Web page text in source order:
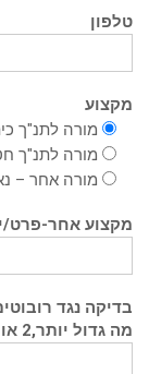
טלפון
מקצוע
מורה לתנ"ך
מורה לתנ"ך
מורה אחר –
מקצוע אחר-פרט/י
בדיקה נגד
מה גדול יותר,2 או 8